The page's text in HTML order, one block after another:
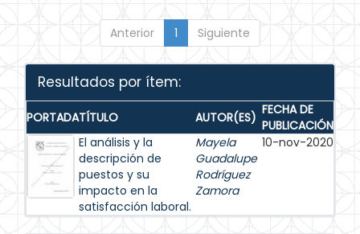
Anterior 1 Siguiente
Resultados por ítem:
PORTADATÍTULO AUTOR(ES) FECHA DE
PUBLICACIÓN
El análisis y la
descripción de
puestos y su
impacto en la
satisfacción laboral.
Mayela
Guadalupe
Rodríguez
Zamora
10-nov-2020